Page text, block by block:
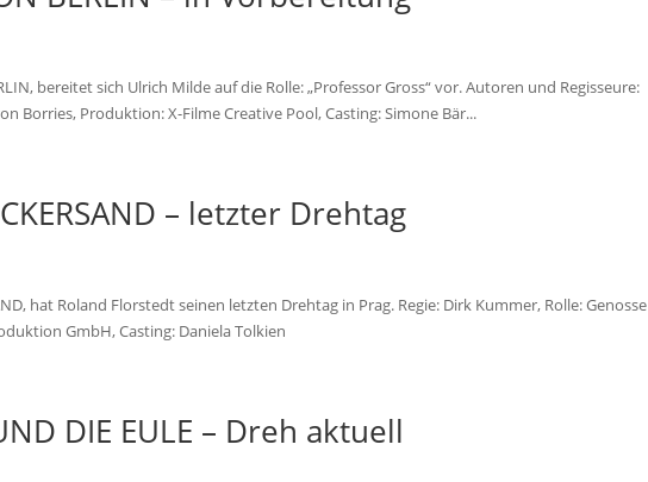
bereitet sich Ulrich Milde auf die Rolle: „Professor Gross“ vor. Autoren und Regisseure:
Borries, Produktion: X-Filme Creative Pool, Casting: Simone Bär...
– letzter Drehtag
hat Roland Florstedt seinen letzten Drehtag in Prag. Regie: Dirk Kummer, Rolle: Genosse
GmbH, Casting: Daniela Tolkien
DIE EULE – Dreh aktuell